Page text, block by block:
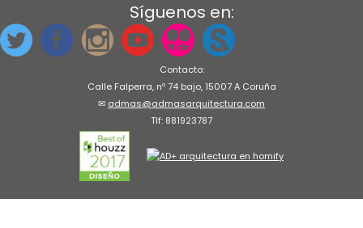
Síguenos en:
Contacto:
Calle Falperra, nº 74 bajo, 15007 A Coruña
✉ admas@admasarquitectura.com
Tlf: 881923787